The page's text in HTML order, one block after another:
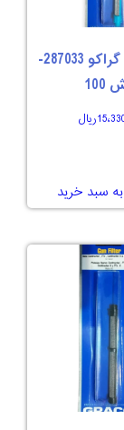
فیلتر گان گراکو 287033-
ریال
سبد خرید